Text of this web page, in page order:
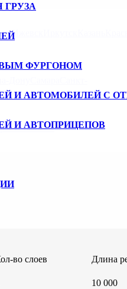
Ижевск
Челябинск
ФУРГОНОМ
И АВТОМОБИЛЕЙ С
И АВТОПРИЦЕПОВ
мм, длина 8000 мм
во слоев Длина
10 000